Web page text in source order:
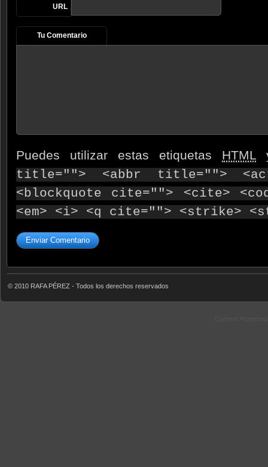
URL
Tu Comentario
Puedes utilizar estas etiquetas HTML
title=""> <abbr title="">
<blockquote cite=""> <cite>
<em> <i> <q cite=""> <strike>
© 2010 RAFA PÉREZ - Todos los derechos reservados